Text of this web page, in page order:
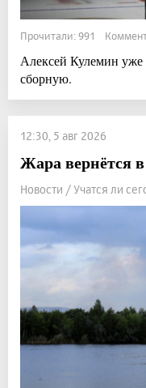
Прочитали: 991
Алексей Кулемин
сборную.
12:30, 5 авг 2026
Жара вернётся
Новости / Учатся ли